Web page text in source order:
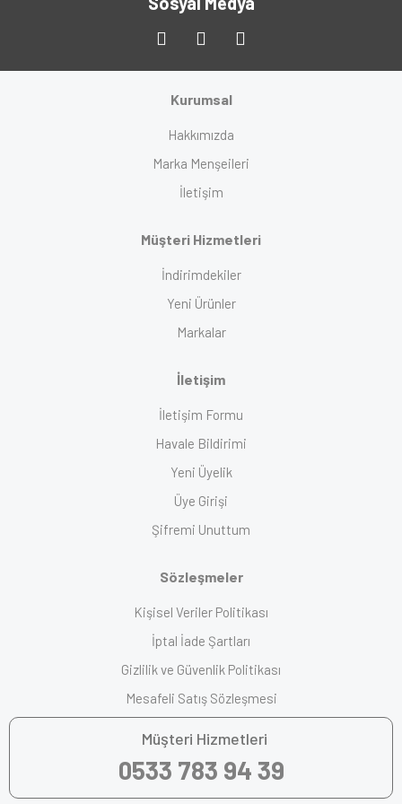
Kurumsal
Hakkımızda
Marka Menşeileri
İletişim
Müşteri Hizmetleri
İndirimdekiler
Yeni Ürünler
Markalar
İletişim
İletişim Formu
Havale Bildirimi
Yeni Üyelik
Üye Girişi
Şifremi Unuttum
Sözleşmeler
Kişisel Veriler Politikası
İptal İade Şartları
Gizlilik ve Güvenlik Politikası
Mesafeli Satış Sözleşmesi
Müşteri Hizmetleri
0533 783 94 39